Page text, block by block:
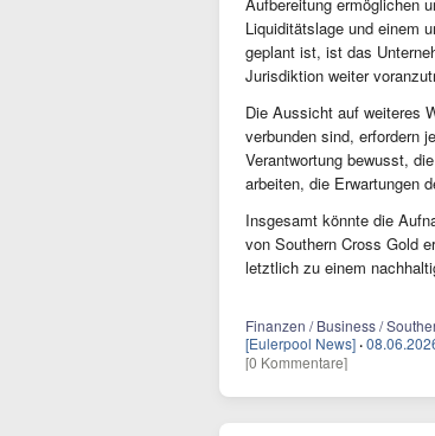
Aufbereitung ermöglichen
Liquiditätslage und einem
geplant ist, ist das
Jurisdiktion weiter
Die Aussicht auf weiteres
verbunden sind, erfordern
Verantwortung bewusst,
arbeiten, die Erwartungen
Insgesamt könnte die
von Southern Cross Gold
letztlich zu einem
Finanzen / Business /
[Eulerpool News] ·
[0 Kommentare]